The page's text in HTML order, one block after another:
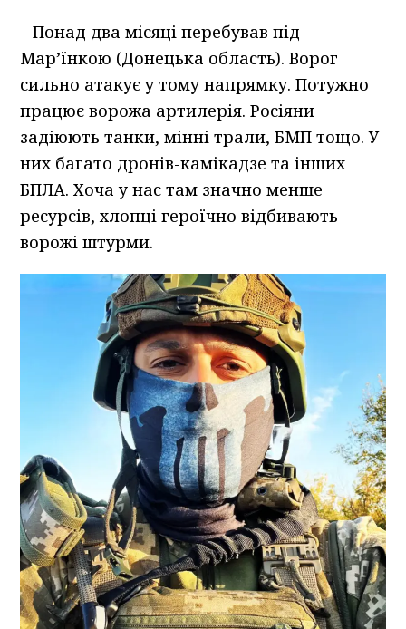
– Понад два місяці перебував під
Мар’їнкою (Донецька область). Ворог
сильно атакує у тому напрямку. Потужно
працює ворожа артилерія. Росіяни
задіюють танки, мінні трали, БМП тощо. У
них багато дронів-камікадзе та інших
БПЛА. Хоча у нас там значно менше
ресурсів, хлопці героїчно відбивають
ворожі штурми.